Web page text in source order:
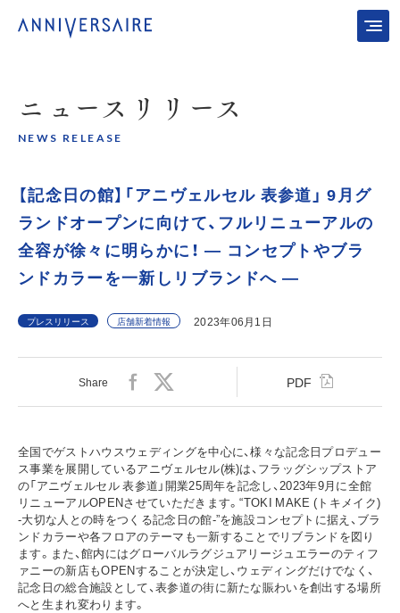
ニュース リリース
NEWS RELEASE
【記念日の館】「アニヴェルセル 表参道」 9月グ
ランドオープンに向けて、フルリニューアルの
全容が徐々に明らかに！ ― コンセプトやブラ
ンドカラーを一新しリブランドへ ―
プレスリリース 店舗新着情報 2023年06月1日
Share PDF
全国でゲストハウスウェディングを中心に、様々な記念日プロデュー
ス事業を展開しているアニヴェルセル(株)は、フラッグシップストア
の「アニヴェルセル 表参道」開業25周年を記念し、2023年9月に全館
リニューアルOPENさせていただきます。“TOKI MAKE (トキメイク)
-大切な人との時をつくる記念日の館-”を施設コンセプトに据え、ブラ
ンドカラーや各フロアのテーマも一新することでリブランドを図り
ます。また、館内にはグローバルラグジュアリージュエラーのティフ
ァニーの新店もOPENすることが決定し、ウェディングだけでなく、
記念日の総合施設として、表参道の街に新たな賑わいを創出する場所
へと生まれ変わります。